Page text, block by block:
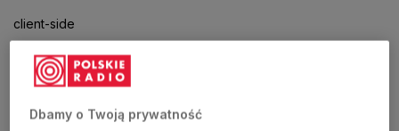
client-side
exception
hasDbamy o Twoją prywatność